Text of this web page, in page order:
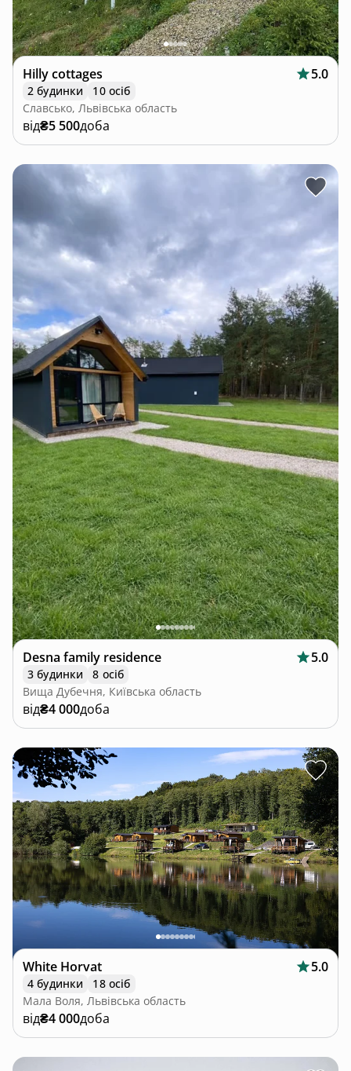
Hilly cottages 5.0
2 будинки
10 осіб
Славсько, Львівська область
від₴5 500доба
Desna family residence 5.0
3 будинки
8 осіб
Вища Дубечня, Київська область
від₴4 000доба
White Horvat 5.0
4 будинки
18 осіб
Мала Воля, Львівська область
від₴4 000доба